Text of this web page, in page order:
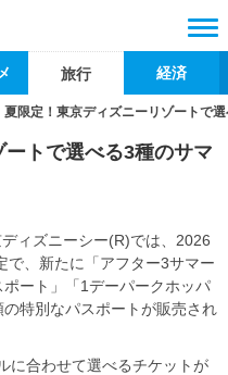
旅行 経済
夏限定！東京ディズニーリゾートで
トで選べる3種のサマ
ィズニーシー(R)では、2026
で、新たに「アフター3サマー
ート」「1デーパークホッパ
特別なパスポートが販売され
に合わせて選べるチケットが